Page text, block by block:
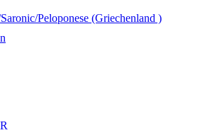
Peloponese (Griechenland )